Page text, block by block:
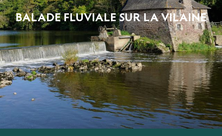
BALADE FLUVIALE SUR LA VILAINE